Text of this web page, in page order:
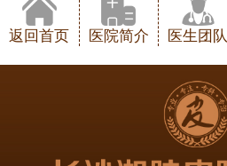
返回首页 医院简介 医生团队